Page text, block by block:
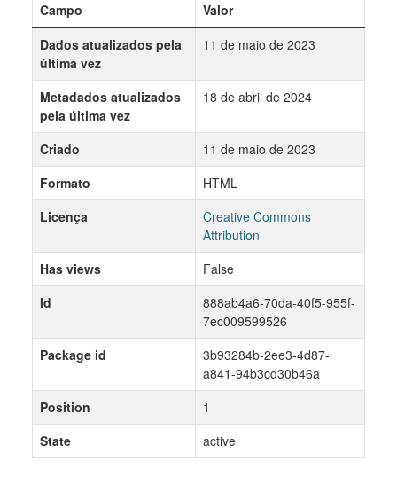
Campo
Valor
Dados atualizados pela
última vez
11 de maio de 2023
Metadados atualizados
pela última vez
18 de abril de 2024
Criado
11 de maio de 2023
Formato
HTML
Licença
Creative Commons
Attribution
Has views
False
Id
888ab4a6-70da-40f5-955f-
7ec009599526
Package id
3b93284b-2ee3-4d87-
a841-94b3cd30b46a
Position
1
State
active